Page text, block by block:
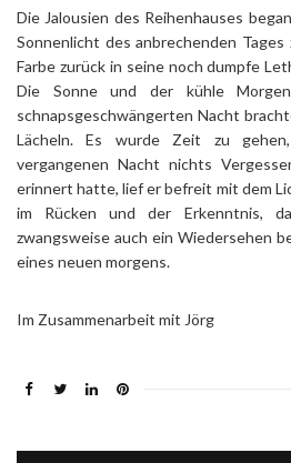
Die Jalousien des Reihenhauses
Sonnenlicht des anbrechenden
Farbe zurück in seine noch dumpfe
Die Sonne und der kühle
schnapsgeschwängerten Nacht
Lächeln. Es wurde Zeit zu
vergangenen Nacht nichts
erinnert hatte, lief er befreit mit dem
im Rücken und der Erkenntnis,
zwangsweise auch ein Wiedersehen
eines neuen morgens.
Im Zusammenarbeit mit Jörg